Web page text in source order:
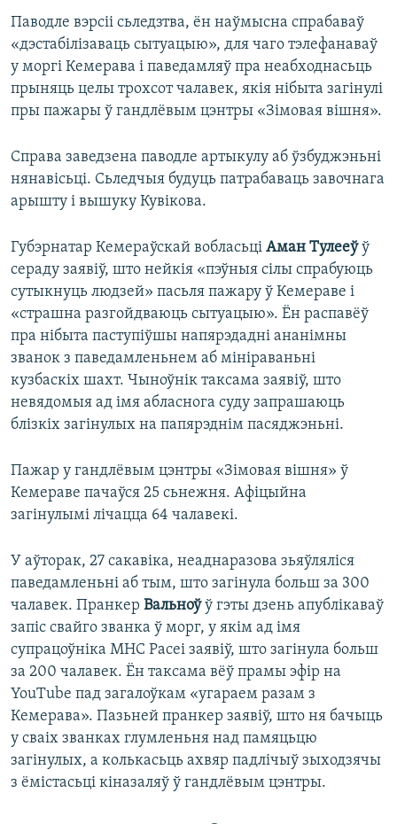
Паводле вэрсіі сьледзтва, ён наўмысна спрабаваў
«дэстабілізаваць сытуацыю», для чаго тэлефанаваў
у моргі Кемерава і паведамляў пра неабходнасьць
прыняць целы трохсот чалавек, якія нібыта загінулі
пры пажары ў гандлёвым цэнтры «Зімовая вішня».
Справа заведзена паводле артыкулу аб ўзбуджэньні
нянавісьці. Сьледчыя будуць патрабаваць завочнага
арышту і вышуку Кувікова.
Губэрнатар Кемераўскай вобласьці Аман Тулееўў
сераду заявіў, што нейкія «пэўныя сілы спрабуюць
сутыкнуць людзей» пасьля пажару ў Кемераве і
«страшна разгойдваюць сытуацыю». Ён распавёў
пра нібыта паступіўшы напярэдадні ананімны
званок з паведамленьнем аб мініраваньні
кузбаскіх шахт. Чыноўнік таксама заявіў, што
невядомыя ад імя абласнога суду запрашаюць
блізкіх загінулых на папярэднім пасяджэньні.
Пажар у гандлёвым цэнтры «Зімовая вішня» ў
Кемераве пачаўся 25 сьнежня. Афіцыйна
загінулымі лічацца 64 чалавекі.
У аўторак, 27 сакавіка, неаднаразова зьяўляліся
паведамленьні аб тым, што загінула больш за 300
чалавек. Пранкер Вальноўў гэты дзень апублікаваў
запіс свайго званка ў морг, у якім ад імя
супрацоўніка МНС Расеі заявіў, што загінула больш
за 200 чалавек. Ён таксама вёў прамы эфір на
YouTube пад загалоўкам «угараем разам з
Кемерава». Пазьней пранкер заявіў, што ня бачыць
у сваіх званках глумленьня над памяцьцю
загінулых, а колькасьць ахвяр падлічыў зыходзячы
з ёмістасьці кіназаляў ў гандлёвым цэнтры.